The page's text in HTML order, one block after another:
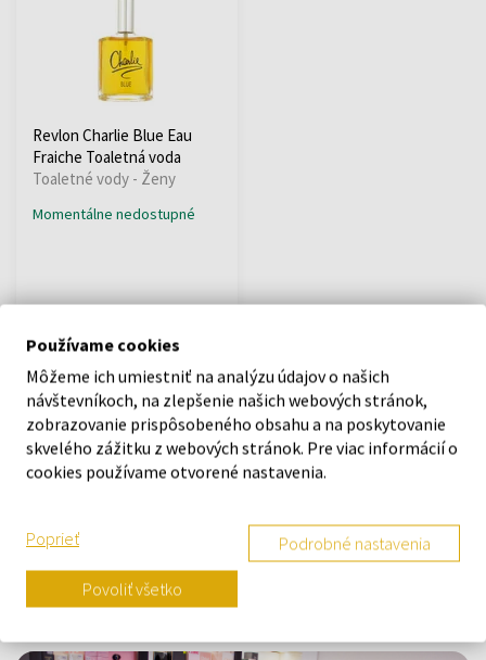
Revlon Charlie Blue Eau
Fraiche Toaletná voda
Toaletné vody - Ženy
Momentálne nedostupné
1
O SPOLOČNOSTI
O nás
Používame cookies
Môžeme ich umiestniť na analýzu údajov o našich
návštevníkoch, na zlepšenie našich webových stránok,
zobrazovanie prispôsobeného obsahu a na poskytovanie
skvelého zážitku z webových stránok. Pre viac informácií o
cookies používame otvorené nastavenia.
Poprieť Podrobné nastavenia
Povoliť všetko